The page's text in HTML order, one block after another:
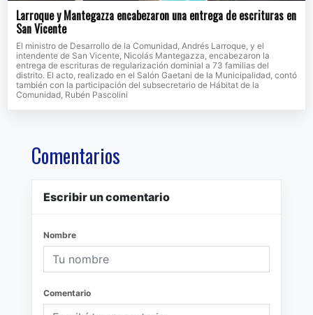
Larroque y Mantegazza encabezaron una entrega de escrituras en
San Vicente
El ministro de Desarrollo de la Comunidad, Andrés Larroque, y el
intendente de San Vicente, Nicolás Mantegazza, encabezaron la
entrega de escrituras de regularización dominial a 73 familias del
distrito. El acto, realizado en el Salón Gaetani de la Municipalidad, contó
también con la participación del subsecretario de Hábitat de la
Comunidad, Rubén Pascolini
Comentarios
Escribir un comentario
Nombre
Comentario